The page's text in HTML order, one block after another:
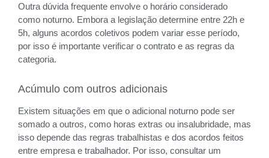
Outra dúvida frequente envolve o horário considerado
como noturno. Embora a legislação determine entre 22h e
5h, alguns acordos coletivos podem variar esse período,
por isso é importante verificar o contrato e as regras da
categoria.
Acúmulo com outros adicionais
Existem situações em que o adicional noturno pode ser
somado a outros, como horas extras ou insalubridade, mas
isso depende das regras trabalhistas e dos acordos feitos
entre empresa e trabalhador. Por isso, consultar um